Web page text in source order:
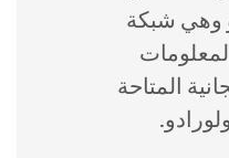
وهي شبكة
المتاحة